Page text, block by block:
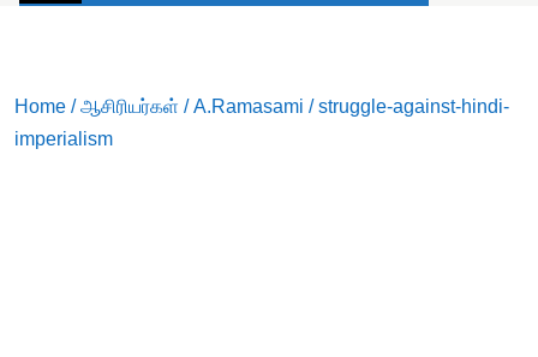
Home /ஆசிரியர்கள் /A.Ramasami / struggle-against-hindi-
imperialism